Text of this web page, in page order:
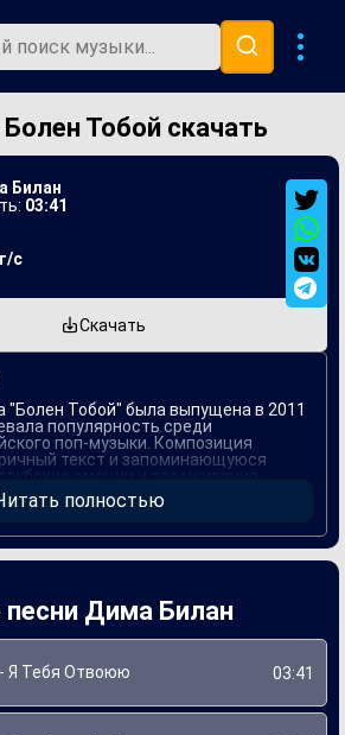
Тобой скачать
Билан
03:41
с
Скачать
Тобой" была выпущена в 2011
популярность среди
поп-музыки. Композиция
текст и запоминающуюся
эмоции и переживания,
темой. В ней Дима передает
что позволяет каждому слушателю
стало важным этапом в карьере
что способствовало
композиции.
создают атмосферу, в которой
утраты и надежды, что делает
полностью
Дима Билан
Я Тебя Отвоюю 03:41